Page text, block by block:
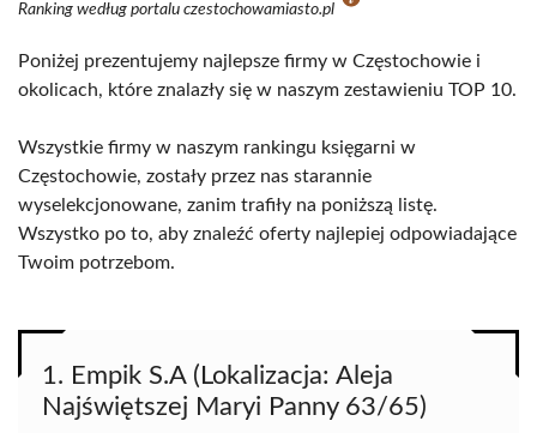
Ranking według portalu czestochowamiasto.pl
Poniżej prezentujemy najlepsze firmy w Częstochowie i
okolicach, które znalazły się w naszym zestawieniu TOP 10.
Wszystkie firmy w naszym rankingu księgarni w
Częstochowie, zostały przez nas starannie
wyselekcjonowane, zanim trafiły na poniższą listę.
Wszystko po to, aby znaleźć oferty najlepiej odpowiadające
Twoim potrzebom.
1. Empik S.A (Lokalizacja: Aleja
Najświętszej Maryi Panny 63/65)